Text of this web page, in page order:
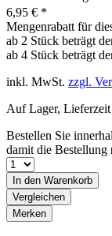
6,95 € *
Mengenrabatt für
ab 2 Stück beträgt
ab 4 Stück beträgt
inkl. MwSt. zzgl.
Auf Lager,
Bestellen Sie
damit die Bestellung
In den Warenkorb
Vergleichen
Merken